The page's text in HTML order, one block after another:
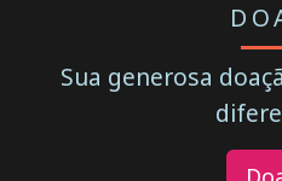
Sua generosa